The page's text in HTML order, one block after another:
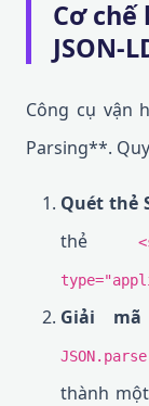
Cơ
JSON-
Công cụ vận
Parsing**.
Quét thẻ
thẻ
Giải mã
thành